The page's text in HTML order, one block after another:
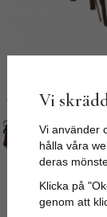
Vi
Vi använder
hålla våra
deras
Klicka på
genom att